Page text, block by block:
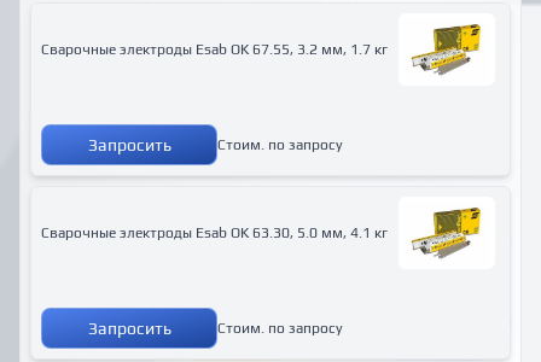
Сварочные электроды Esab OK 67.55, 3.2 мм, 1.7 кг
Запросить Стоим. по запросу
Сварочные электроды Esab OK 63.30, 5.0 мм, 4.1 кг
Запросить Стоим. по запросу